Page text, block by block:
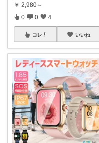
￥ 2,980～
0 0 4
コレ いいね